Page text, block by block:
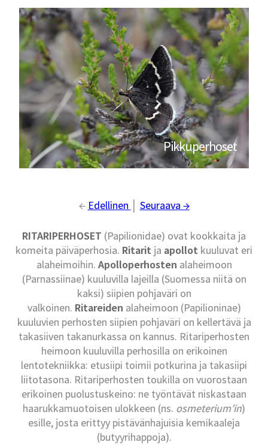
Pikkuperhoset
← Edellinen Seuraava →
RITARIPERHOSET (Papilionidae) ovat kookkaita ja
komeita päiväperhosia. Ritarit ja apollot kuuluvat eri
alaheimoihin. Apolloperhosten alaheimoon
(Parnassiinae) kuuluvilla lajeilla (Suomessa niitä on
kaksi) siipien pohjaväri on
valkoinen. Ritareiden alaheimoon (Papilioninae)
kuuluvien perhosten siipien pohjaväri on kellertävä ja
takasiiven takanurkassa on kannus. Ritariperhosten
heimoon kuuluvilla perhosilla on erikoinen
lentotekniikka: etusiipi toimii potkurina ja takasiipi
liitotasona. Ritariperhosten toukilla on vuorostaan
erikoinen puolustuskeino: ne työntävät niskastaan
haarukkamuotoisen ulokkeen (ns. osmeterium’in)
esille, josta erittyy pistävänhajuisia kemikaaleja
(butyyrihappoja).